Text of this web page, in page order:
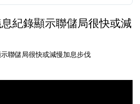
息紀錄顯示聯儲局很快或減
示聯儲局很快或減慢加息步伐